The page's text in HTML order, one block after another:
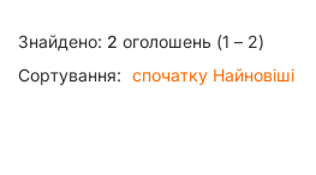
Сортування:
Знайдено: 2 оголошень (1 – 2)